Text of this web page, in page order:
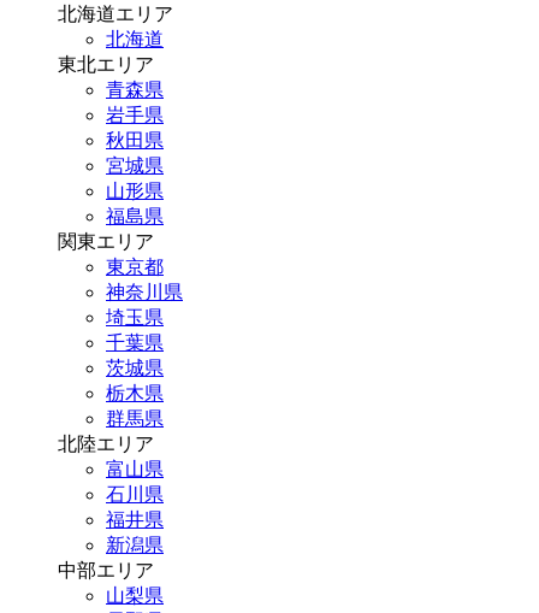
北海道エリア
北海道
東北エリア
青森県
岩手県
秋田県
宮城県
山形県
福島県
関東エリア
東京都
神奈川県
埼玉県
千葉県
茨城県
栃木県
群馬県
北陸エリア
富山県
石川県
福井県
新潟県
中部エリア
山梨県